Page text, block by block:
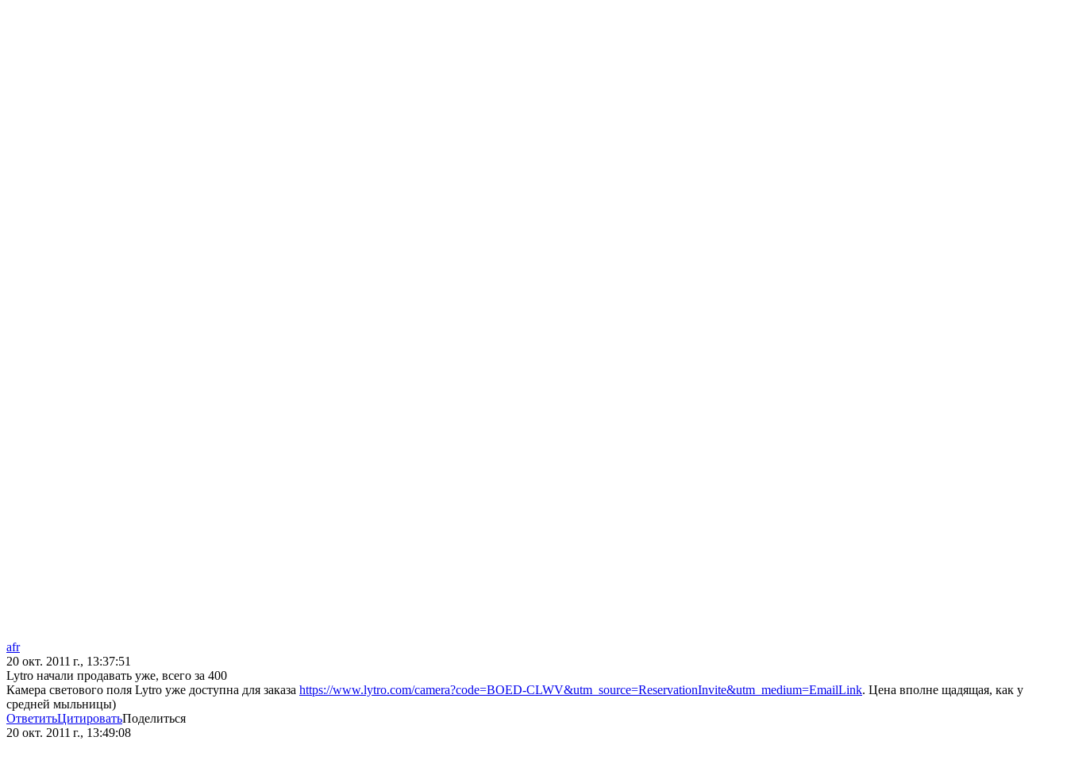
afr
20 окт. 2011 г., 13:37:51
Lytro начали продавать уже, всего за 400
Камера светового поля Lytro уже доступна для заказа https://www.lytro.com/camera?code=BOED-CLWV&utm_source=ReservationInvite&utm_medium=EmailLink. Цена вполне щадящая, как у
средней мыльницы)
ОтветитьЦитироватьПоделиться
20 окт. 2011 г., 13:49:08